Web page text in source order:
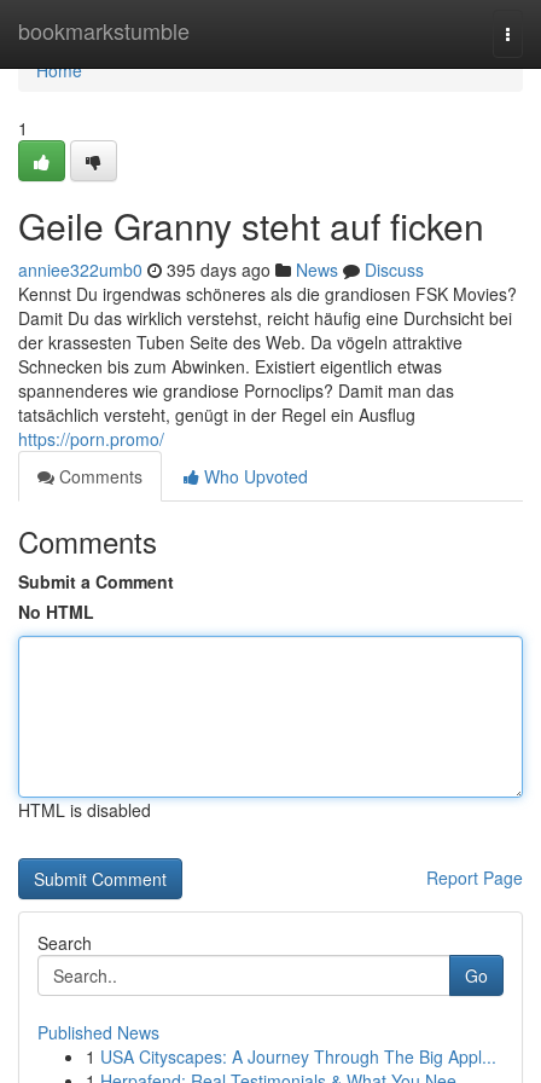
bookmarkstumble
Home
Home
1
Geile Granny steht auf ficken
anniee322umb0 395 days ago News
Discuss
Kennst Du irgendwas schöneres als die grandiosen FSK Movies?
Damit Du das wirklich verstehst, reicht häufig eine Durchsicht bei
der krassesten Tuben Seite des Web. Da vögeln attraktive
Schnecken bis zum Abwinken. Existiert eigentlich etwas
spannenderes wie grandiose Pornoclips? Damit man das
tatsächlich versteht, genügt in der Regel ein Ausflug
https://porn.promo/
Comments
Who Upvoted
Comments
Submit a Comment
No HTML
HTML is disabled
Report Page
Search
Go
Published News
1 USA Cityscapes: A Journey Through The Big Appl...